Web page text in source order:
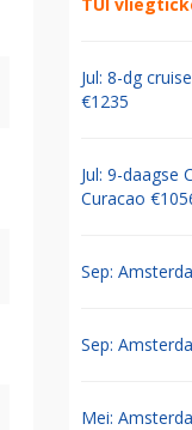
Jul: 8-dg
€1235
Jul: 9-daagse
Curacao
Sep:
Sep:
Mei: